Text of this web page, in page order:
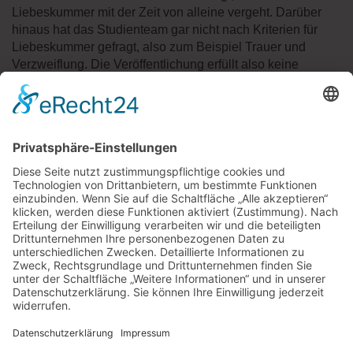
Liebeskummer mit der Zeit von alleine vergeht. Darüber
hinaus hat das Studienteam gar nicht nach Kriterien für
Liebeskummer gefragt, also zum Beispiel Trauer und
Verzweiflung. Die Veröffentlichung erfüllt also keine
wissenschaftlichen Standards.
Auch wenn eine Pille gegen Liebeskummer eine
verlockende Vorstellung ist: Ein glaubhafter Wirknachweis
zudem wissen, dass die Einnahme von 5-HTP auch
Nebenwirkungen wie Übelkeit, Erbrechen und Durchfall
hervorrufen kann.
Quellen: medizin-transparent.at
« zurück zur Übersicht
APOTHEKE SCHÖNE AUSSICHT